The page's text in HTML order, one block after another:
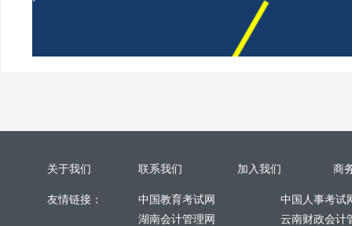
关于我们 联系我们 加入我们 商
友情链接： 中国教育考试网
中国人事考试
湖南会计管理网
云南财政会计